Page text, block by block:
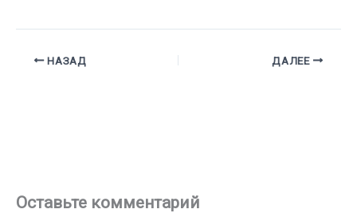
НАЗАД ДАЛЕЕ
Оставьте комментарий